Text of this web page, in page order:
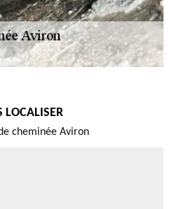
LOCALISER
cheminée Aviron